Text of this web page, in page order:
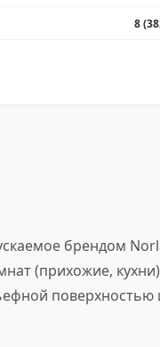
8
брендом
(прихожие,
поверхностью